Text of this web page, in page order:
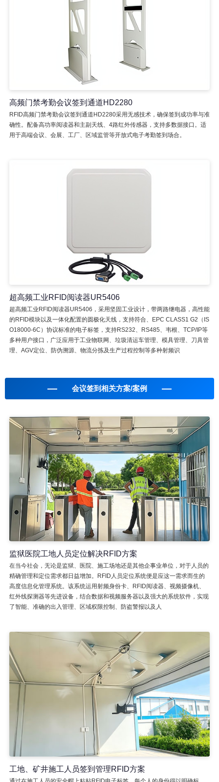
高频门禁考勤会议签到通道HD2280
RFID高频门禁考勤会议签到通道HD2280采用无感技术，确保签到成功率与准
确性。配备高功率阅读器和主副天线、4路红外传感器，支持多数据接口。适
用于高端会议、会展、工厂、区域监管等开放式电子考勤签到场合。
超高频工业RFID阅读器UR5406
超高频工业RFID阅读器UR5406，采用坚固工业设计，带两路继电器，高性能
的RFID模块以及一体化配置的圆极化天线，支持符合、EPC CLASS1 G2（IS
O18000-6C）协议标准的电子标签，支持RS232、RS485、韦根、TCP/IP等
多种用户接口，广泛应用于工业物联网、垃圾清运车管理、模具管理、刀具管
理、AGV定位、防伪溯源、物流分拣及生产过程控制等多种射频识
会议签到相关方案/案例
监狱医院工地人员定位解决RFID方案
在当今社会，无论是监狱、医院、施工场地还是其他企事业单位，对于人员的
精确管理和定位需求都日益增加。RFID人员定位系统便是应这一需求而生的
高度信息化管理系统。该系统运用射频身份卡、RFID阅读器、视频摄像机、
红外线探测器等先进设备，结合数据和视频服务器以及强大的系统软件，实现
了智能、准确的出入管理、区域权限控制、防盗警报以及人
工地、矿井施工人员签到管理RFID方案